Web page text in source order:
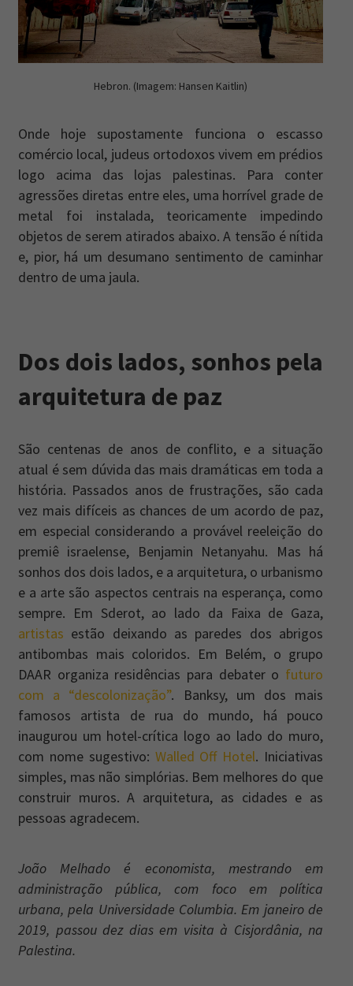
Hebron. (Imagem: Hansen Kaitlin)
Onde hoje supostamente funciona o escasso
comércio local, judeus ortodoxos vivem em prédios
logo acima das lojas palestinas. Para conter
agressões diretas entre eles, uma horrível grade de
metal foi instalada, teoricamente impedindo
objetos de serem atirados abaixo. A tensão é nítida
e, pior, há um desumano sentimento de caminhar
dentro de uma jaula.
Dos dois lados, sonhos pela
arquitetura de paz
São centenas de anos de conflito, e a situação
atual é sem dúvida das mais dramáticas em toda a
história. Passados anos de frustrações, são cada
vez mais difíceis as chances de um acordo de paz,
em especial considerando a provável reeleição do
premiê israelense, Benjamin Netanyahu. Mas há
sonhos dos dois lados, e a arquitetura, o urbanismo
e a arte são aspectos centrais na esperança, como
sempre. Em Sderot, ao lado da Faixa de Gaza,
artistas estão deixando as paredes dos abrigos
antibombas mais coloridos. Em Belém, o grupo
DAAR organiza residências para debater o futuro
com a “descolonização”. Banksy, um dos mais
famosos artista de rua do mundo, há pouco
inaugurou um hotel-crítica logo ao lado do muro,
com nome sugestivo: Walled Off Hotel. Iniciativas
simples, mas não simplórias. Bem melhores do que
construir muros. A arquitetura, as cidades e as
pessoas agradecem.
João Melhado é economista, mestrando em
administração pública, com foco em política
urbana, pela Universidade Columbia. Em janeiro de
2019, passou dez dias em visita à Cisjordânia, na
Palestina.